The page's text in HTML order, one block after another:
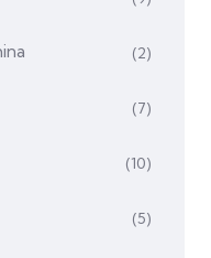
(2)
(7)
(10)
(5)